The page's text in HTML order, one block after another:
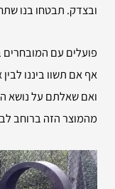
ובצדק. תבטחו בנו
פועלים עם המובחרים
אף אם תשוו ביננו
ואם שאלתם על נושא
מהמוצר הזה ברוחב